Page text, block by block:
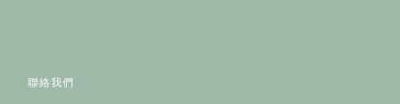
聯絡我們